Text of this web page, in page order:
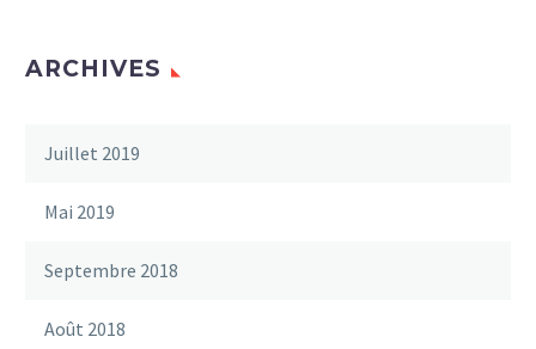
ARCHIVES
Juillet 2019
Mai 2019
Septembre 2018
Août 2018